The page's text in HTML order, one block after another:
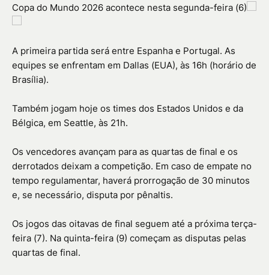
Copa do Mundo 2026 acontece nesta segunda-feira (6)
A primeira partida será entre Espanha e Portugal. As
equipes se enfrentam em Dallas (EUA), às 16h (horário de
Brasília).
Também jogam hoje os times dos Estados Unidos e da
Bélgica, em Seattle, às 21h.
Os vencedores avançam para as quartas de final e os
derrotados deixam a competição. Em caso de empate no
tempo regulamentar, haverá prorrogação de 30 minutos
e, se necessário, disputa por pênaltis.
Os jogos das oitavas de final seguem até a próxima terça-
feira (7). Na quinta-feira (9) começam as disputas pelas
quartas de final.